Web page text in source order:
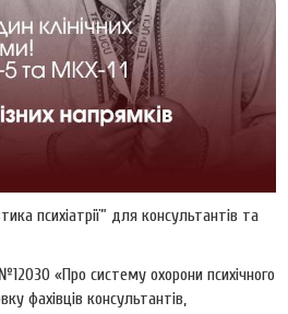
психіатрії” для консультантів та
«Про систему охорони психічного
фахівців консультантів,